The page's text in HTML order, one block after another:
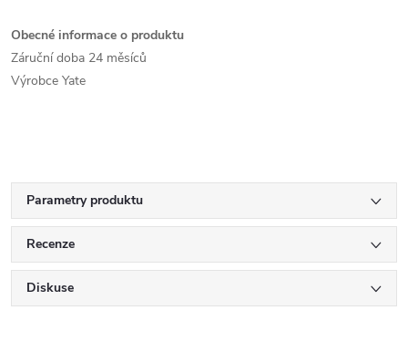
Obecné informace o produktu
Záruční doba 24 měsíců
Výrobce Yate
Parametry produktu
Recenze
Diskuse